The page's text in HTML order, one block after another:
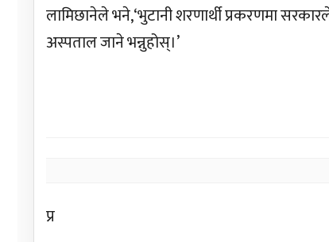
लामिछानेले भने,‘भुटानी शरणार्थी प्रकरणमा
अस्पताल जाने भन्नुहोस्।’
प्र